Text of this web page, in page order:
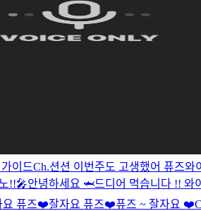
이드Ch.션션 이번주도 고생했어 퓨즈와
!!🎤안녕하세요 🦈드디어 먹습니다 !! 와
요 퓨즈❤️잘자요 퓨즈❤️퓨즈 ~ 잘자요 ❤️